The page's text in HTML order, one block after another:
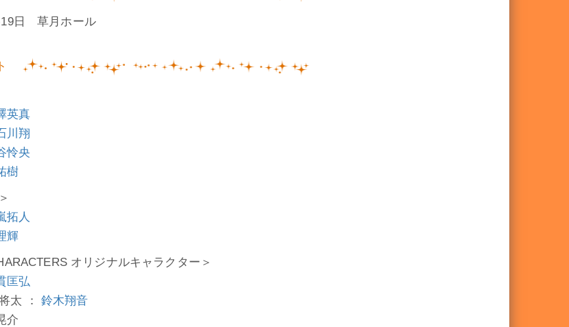
19日 草月ホール
英真
川翔
怜央
樹
拓人
輝
オリジナルキャラクター＞
匡弘
太 ： 鈴木翔音
介